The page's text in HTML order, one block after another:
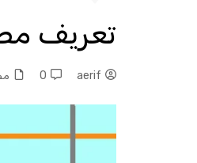
تعريف
aerif
0